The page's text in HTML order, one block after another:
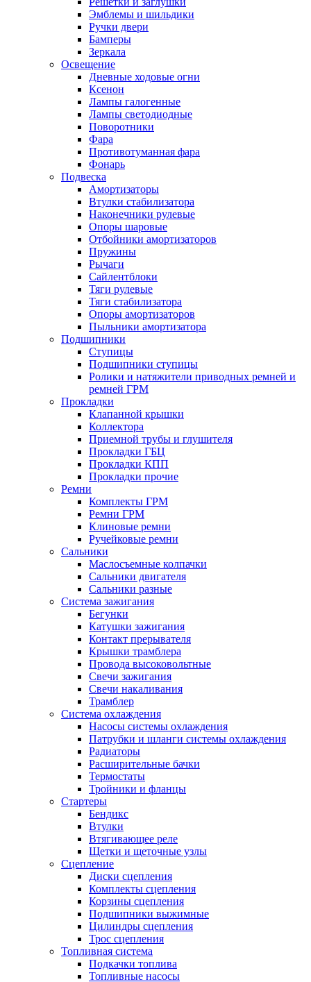
Эмблемы и шильдики
Ручки двери
Бамперы
Зеркала
Освещение
Дневные ходовые огни
Ксенон
Лампы галогенные
Лампы светодиодные
Поворотники
Фара
Противотуманная фара
Фонарь
Подвеска
Амортизаторы
Втулки стабилизатора
Наконечники рулевые
Опоры шаровые
Отбойники амортизаторов
Пружины
Рычаги
Сайлентблоки
Тяги рулевые
Тяги стабилизатора
Опоры амортизаторов
Пыльники амортизатора
Подшипники
Ступицы
Подшипники ступицы
Ролики и натяжители приводных ремней и
ремней ГРМ
Прокладки
Клапанной крышки
Коллектора
Приемной трубы и глушителя
Прокладки ГБЦ
Прокладки КПП
Прокладки прочие
Ремни
Комплекты ГРМ
Ремни ГРМ
Клиновые ремни
Ручейковые ремни
Сальники
Маслосъемные колпачки
Сальники двигателя
Сальники разные
Система зажигания
Бегунки
Катушки зажигания
Контакт прерывателя
Крышки трамблера
Провода высоковольтные
Свечи зажигания
Свечи накаливания
Трамблер
Система охлаждения
Насосы системы охлаждения
Патрубки и шланги системы охлаждения
Радиаторы
Расширительные бачки
Термостаты
Тройники и фланцы
Стартеры
Бендикс
Втулки
Втягивающее реле
Щетки и щеточные узлы
Сцепление
Диски сцепления
Комплекты сцепления
Корзины сцепления
Подшипники выжимные
Цилиндры сцепления
Трос сцепления
Топливная система
Подкачки топлива
Топливные насосы